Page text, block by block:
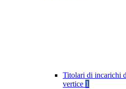
Titolari di incarichi
vertice 1